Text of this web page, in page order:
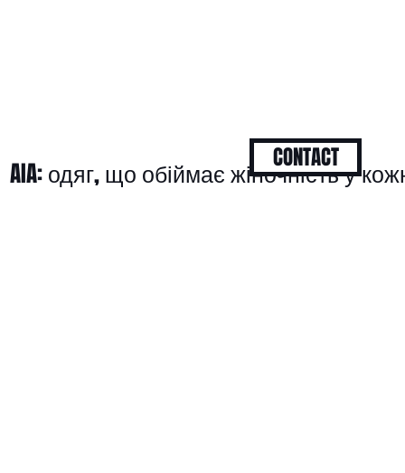
AIA: одяг, що обіймає жіночність у
CONTACT